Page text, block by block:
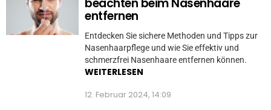
beachten beim Nasenhaare
entfernen
Entdecken Sie sichere Methoden und Tipps zur
Nasenhaarpflege und wie Sie effektiv und
schmerzfrei Nasenhaare entfernen können.
WEITERLESEN
12. Februar 2024, 14:09